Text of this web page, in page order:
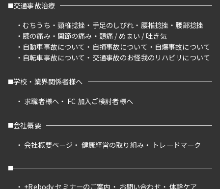
交通事故治療
むちうち
頸椎捻挫 手足のしびれ 腰椎捻挫
腰部捻挫
膝の痛み
関節の痛み
頭痛 / めまい / 吐き気
自動車事故について
自損事故について
自爆事故について
自転車事故について
交通事故のお怪我のリハビリについて
学校・業界関係者様へ
求職者様へ
FC 加入ご検討者様へ
会社概要
会社概要ページ
健康経営の取り組み トレードマーク
+Rebody セミナーのご案内 お問い合わせ
体幹ケア